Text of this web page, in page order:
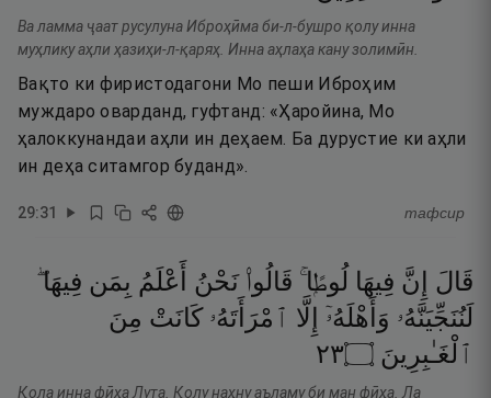
Ва ламма ҷаат русулуна Иброҳӣма би-л-бушро қолу инна
муҳлику аҳли ҳазиҳи-л-қаряҳ. Инна аҳлаҳа кану золимӣн.
Вақто ки фиристодагони Мо пеши Иброҳим
муждаро оварданд, гуфтанд: «Ҳаройина, Мо
ҳалоккунандаи аҳли ин деҳаем. Ба дурустие ки аҳли
ин деҳа ситамгор буданд».
29:31 тафсир
قَالَ إِنَّ فِيهَا لُوطًۭا ۚ قَالُوا۟ نَحْنُ أَعْلَمُ بِمَن فِيهَا ۖ
لَنُنَجِّيَنَّهُۥ وَأَهْلَهُۥٓ إِلَّا ٱمْرَأَتَهُۥ كَانَتْ مِنَ
ٱلْغَـٰبِرِينَ ۝٣٢
Қола инна фӣҳа Лута. Қолу наҳну аъламу би ман фӣҳа. Ла